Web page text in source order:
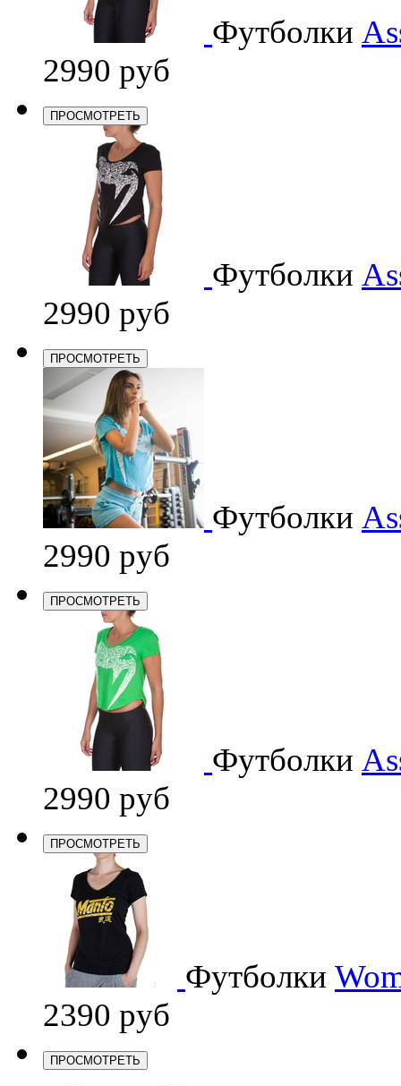
Футболки
2990 руб
ПРОСМОТРЕТЬ
Футболки
2990 руб
ПРОСМОТРЕТЬ
Футболки
2990 руб
ПРОСМОТРЕТЬ
Футболки
2990 руб
ПРОСМОТРЕТЬ
Футболки
2390 руб
ПРОСМОТРЕТЬ